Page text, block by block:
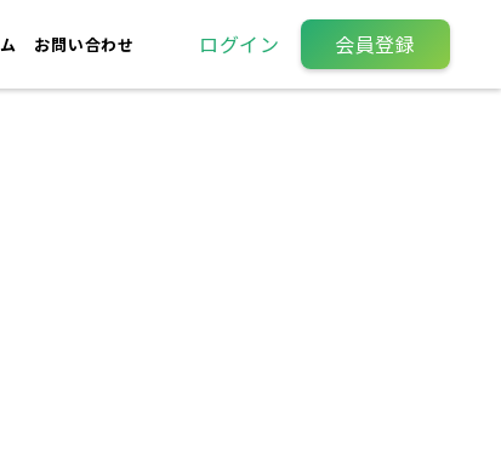
お問い合わせ ログイン 会員登録